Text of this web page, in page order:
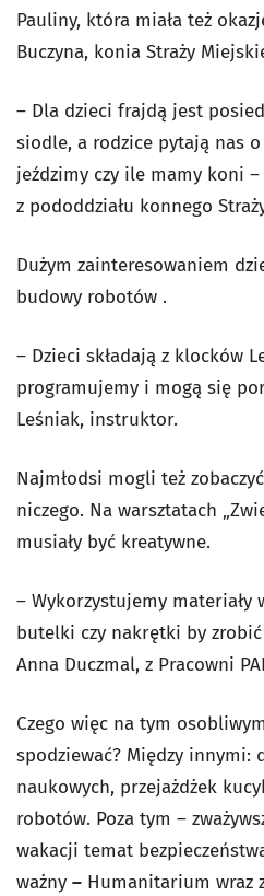
Pauliny, która miała też
Buczyna, konia Straży
– Dla dzieci frajdą jest
siodle, a rodzice pytają nas o
jeździmy czy ile mamy koni
z pododdziału konnego
Dużym zainteresowaniem
budowy robotów .
– Dzieci składają z klocków
programujemy i mogą się
Leśniak, instruktor.
Najmłodsi mogli też
niczego. Na warsztatach
musiały być kreatywne.
– Wykorzystujemy
butelki czy nakrętki by
Anna Duczmal, z Pracowni
Czego więc na tym
spodziewać? Między innymi:
naukowych, przejażdżek
robotów. Poza tym –
wakacji temat
ważny – Humanitarium wraz